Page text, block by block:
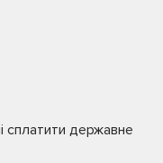
сплатити державне